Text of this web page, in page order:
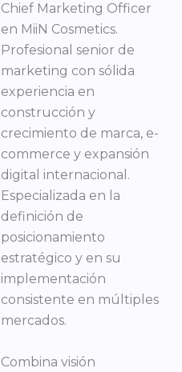
Chief Marketing Officer
en MiiN Cosmetics.
Profesional senior de
marketing con sólida
experiencia en
construcción y
crecimiento de marca, e-
commerce y expansión
digital internacional.
Especializada en la
definición de
posicionamiento
estratégico y en su
implementación
consistente en múltiples
mercados.
Combina visión